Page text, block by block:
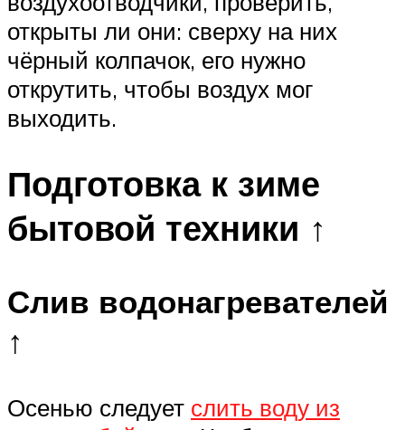
открыты ли они: сверху на них
чёрный колпачок, его нужно
открутить, чтобы воздух мог
выходить.
Подготовка к зиме
бытовой техники ↑
Слив водонагревателей
↑
Осенью следует слить воду из